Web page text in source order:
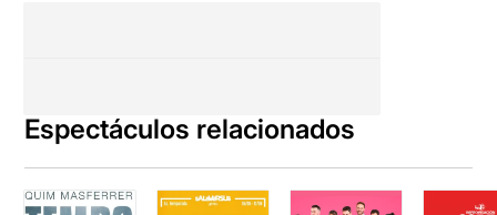
Espectáculos relacionados